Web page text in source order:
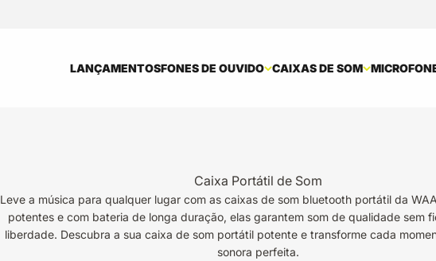
LANÇAMENTOSFONES DE OUVIDO CAIXAS DE SOM
Caixa Portátil de Som
Leve a música para qualquer lugar com as caixas de som bluetooth portátil da
potentes e com bateria de longa duração, elas garantem som de qualidade sem
liberdade. Descubra a sua caixa de som portátil potente e transforme cada
sonora perfeita.